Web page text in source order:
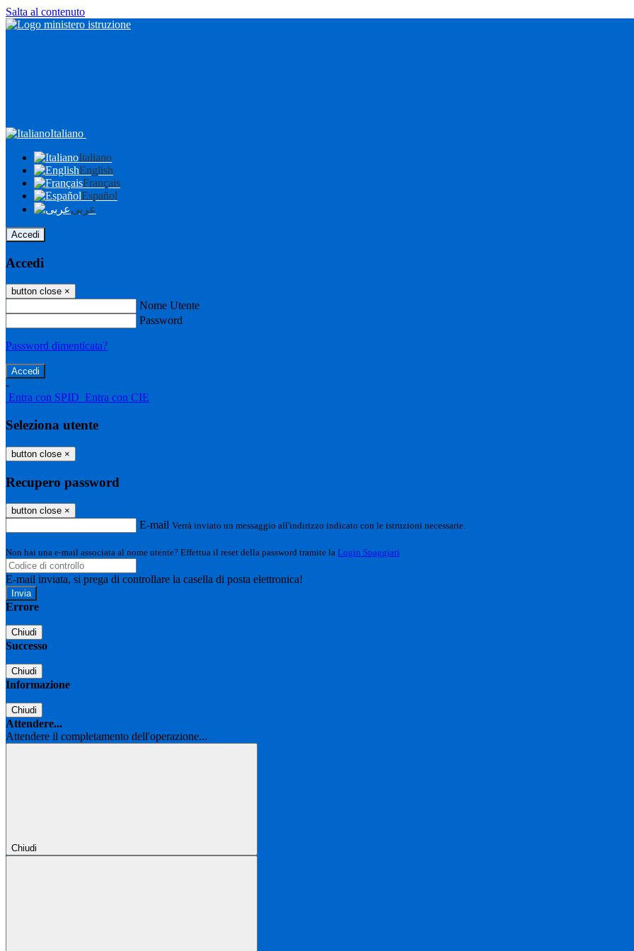
Salta al contenuto
Italiano
Italiano
English
Français
Español
عربى
Accedi
Accedi
button close ×
Nome Utente
Password
Password dimenticata?
-
Entra con SPID Entra con CIE
Seleziona utente
button close ×
Recupero password
button close ×
E-mail Verrà inviato un messaggio all'indirizzo indicato con le istruzioni necessarie.
Non hai una e-mail associata al nome utente? Effettua il reset della password tramite la Login Spaggiari
E-mail inviata, si prega di controllare la casella di posta elettronica!
Errore
Chiudi
Successo
Chiudi
Informazione
Chiudi
Attendere...
Attendere il completamento dell'operazione...
Chiudi